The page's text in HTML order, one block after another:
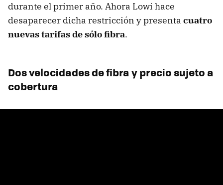
durante el primer año. Ahora Lowi hace
desaparecer dicha restricción y presenta cuatro
nuevas tarifas de sólo fibra.
Dos velocidades de fibra y precio sujeto a
cobertura